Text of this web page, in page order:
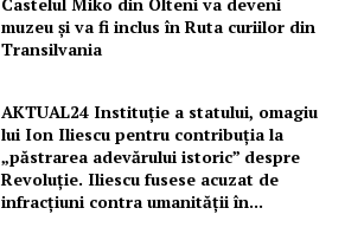
muzeu şi va fi inclus în Ruta curiilor din
Transilvania
AKTUAL24 Instituție a statului, omagiu
lui Ion Iliescu pentru contribuția la
„păstrarea adevărului istoric” despre
Revoluție. Iliescu fusese acuzat de
infracțiuni contra umanității în...